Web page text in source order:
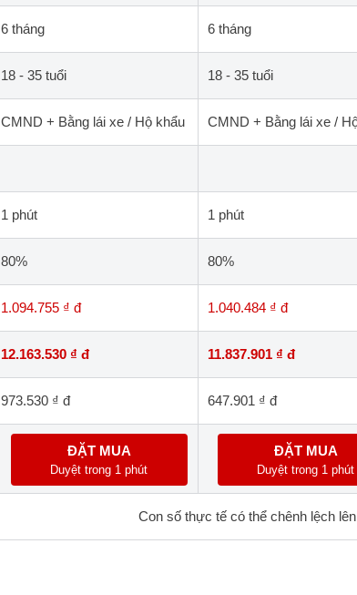
6 tháng 6 tháng
18 - 35 tuổi 18 - 35 tuổi
CMND + Bằng lái xe / Hộ khẩu CMND + Bằng lái xe /
1 phút 1 phút
80% 80%
1.094.755 ₫ đ 1.040.484 ₫ đ
12.163.530 ₫ đ 11.837.901 ₫ đ
973.530 ₫ đ 647.901 ₫ đ
ĐẶT MUA
Duyệt trong 1 phút
ĐẶT MUA
Duyệt trong 1 phút
Con số thực tế có thể chênh lệch